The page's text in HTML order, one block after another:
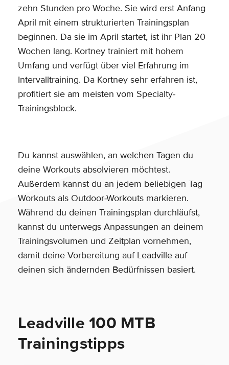
zehn Stunden pro Woche. Sie wird erst Anfang
April mit einem strukturierten Trainingsplan
beginnen. Da sie im April startet, ist ihr Plan 20
Wochen lang. Kortney trainiert mit hohem
Umfang und verfügt über viel Erfahrung im
Intervalltraining. Da Kortney sehr erfahren ist,
profitiert sie am meisten vom Specialty-
Trainingsblock.
Du kannst auswählen, an welchen Tagen du
deine Workouts absolvieren möchtest.
Außerdem kannst du an jedem beliebigen Tag
Workouts als Outdoor-Workouts markieren.
Während du deinen Trainingsplan durchläufst,
kannst du unterwegs Anpassungen an deinem
Trainingsvolumen und Zeitplan vornehmen,
damit deine Vorbereitung auf Leadville auf
deinen sich ändernden Bedürfnissen basiert.
Leadville 100 MTB
Trainingstipps